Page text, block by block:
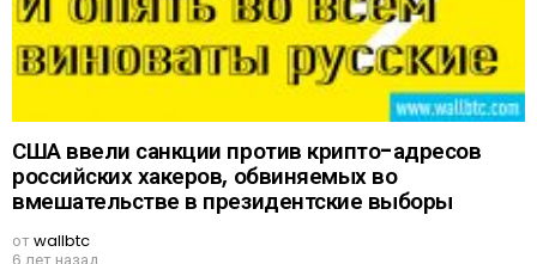
США ввели санкции против крипто-адресов
российских хакеров, обвиняемых во
вмешательстве в президентские выборы
отwallbtc
6 лет назад